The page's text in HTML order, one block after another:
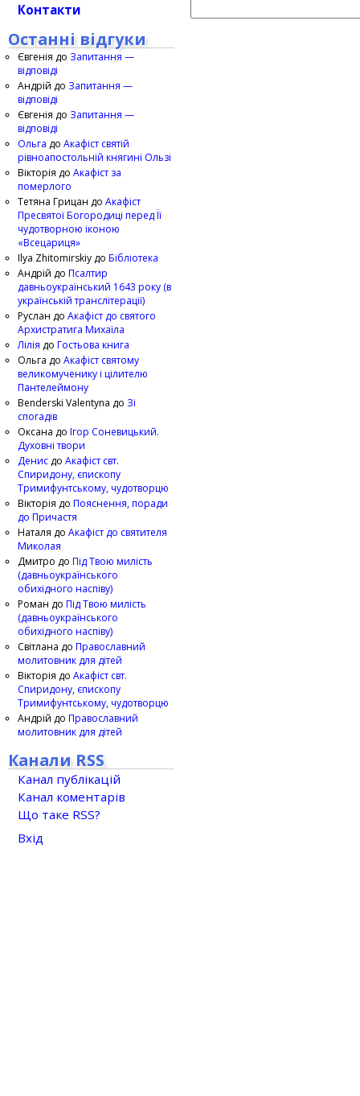
Контакти
Останні відгуки
Євгенія до Запитання —
відповіді
Андрій до Запитання —
відповіді
Євгенія до Запитання —
відповіді
Ольга до Акафіст святій
рівноапостольній княгині Ользі
Вікторія до Акафіст за
померлого
Тетяна Грицан до Акафіст
Пресвятої Богородиці перед Її
чудотворною іконою
«Всецариця»
Ilya Zhitomirskiy до Бібліотека
Андрій до Псалтир
давньоукраїнський 1643 року (в
українській транслітерації)
Руслан до Акафіст до святого
Архистратига Михаїла
Лілія до Гостьова книга
Ольга до Акафіст святому
великомученику і цілителю
Пантелеймону
Benderski Valentyna до Зі
спогадів
Оксана до Ігор Соневицький.
Духовні твори
Денис до Акафіст свт.
Спиридону, єпископу
Тримифунтському, чудотворцю
Вікторія до Пояснення, поради
до Причастя
Наталя до Акафіст до святителя
Миколая
Дмитро до Під Твою милість
(давньоукраїнського
обихідного наспіву)
Роман до Під Твою милість
(давньоукраїнського
обихідного наспіву)
Світлана до Православний
молитовник для дітей
Вікторія до Акафіст свт.
Спиридону, єпископу
Тримифунтському, чудотворцю
Андрій до Православний
молитовник для дітей
Канали RSS
Канал публікацій
Канал коментарів
Що таке RSS?
Вхід